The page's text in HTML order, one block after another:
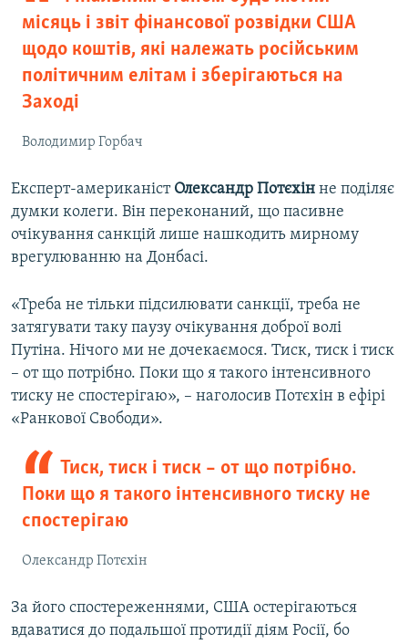
місяць і звіт фінансової розвідки США
щодо коштів, які належать російським
політичним елітам і зберігаються на
Заході
Володимир Горбач
Експерт-американіст Олександр Потєхін не поділяє
думки колеги. Він переконаний, що пасивне
очікування санкцій лише нашкодить мирному
врегулюванню на Донбасі.
«Треба не тільки підсилювати санкції, треба не
затягувати таку паузу очікування доброї волі
Путіна. Нічого ми не дочекаємося. Тиск, тиск і тиск
– от що потрібно. Поки що я такого інтенсивного
тиску не спостерігаю», – наголосив Потєхін в ефірі
«Ранкової Свободи».
Тиск, тиск і тиск – от що потрібно.
Поки що я такого інтенсивного тиску не
спостерігаю
Олександр Потєхін
За його спостереженнями, США остерігаються
вдаватися до подальшої протидії діям Росії, бо